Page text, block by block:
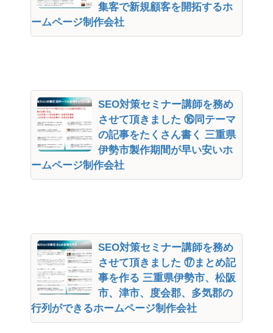
集客で新規顧客を開拓するホ
ームページ制作会社
SEO対策セミナー講師を務め
させて頂きました ⑯同テーマ
の記事をたくさん書く 三重県
伊勢市製作期間が早い安いホ
ームページ制作会社
SEO対策セミナー講師を務め
させて頂きました ⑰まとめ記
事を作る 三重県伊勢市、松阪
市、津市、度会郡、多気郡の
行列ができるホームページ制作会社